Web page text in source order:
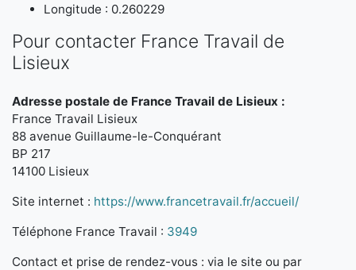
Longitude : 0.260229
Pour contacter France Travail de
Lisieux
Adresse postale de France Travail de Lisieux :
France Travail Lisieux
88 avenue Guillaume-le-Conquérant
BP 217
14100 Lisieux
Site internet : https://www.francetravail.fr/accueil/
Téléphone France Travail : 3949
Contact et prise de rendez-vous : via le site ou par